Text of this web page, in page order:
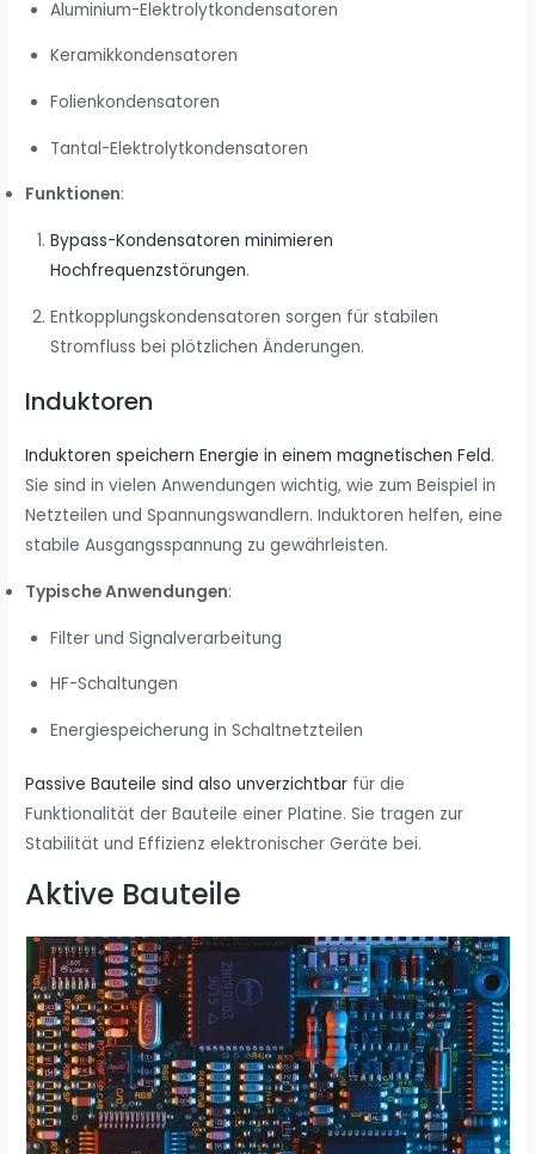
Aluminium-Elektrolytkondensatoren
Keramikkondensatoren
Folienkondensatoren
Tantal-Elektrolytkondensatoren
Funktionen:
Bypass-Kondensatoren minimieren
Hochfrequenzstörungen.
Entkopplungskondensatoren sorgen für stabilen
Stromfluss bei plötzlichen Änderungen.
Induktoren
Induktoren speichern Energie in einem magnetischen Feld.
Sie sind in vielen Anwendungen wichtig, wie zum Beispiel in
Netzteilen und Spannungswandlern. Induktoren helfen, eine
stabile Ausgangsspannung zu gewährleisten.
Typische Anwendungen:
Filter und Signalverarbeitung
HF-Schaltungen
Energiespeicherung in Schaltnetzteilen
Passive Bauteile sind also unverzichtbar für die
Funktionalität der Bauteile einer Platine. Sie tragen zur
Stabilität und Effizienz elektronischer Geräte bei.
Aktive Bauteile